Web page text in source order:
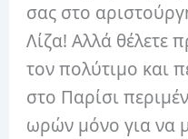
σας στο
Λίζα! Αλλά θέλετε
τον πολύτιμο και
στο Παρίσι
ωρών μόνο για να